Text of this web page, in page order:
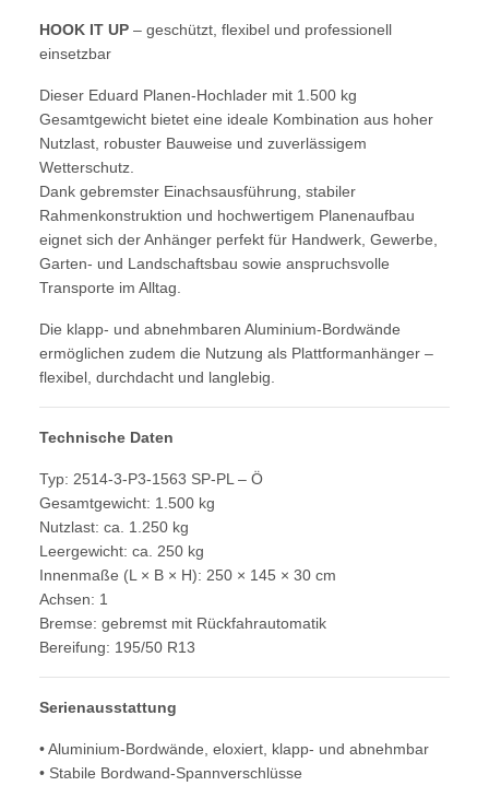
HOOK IT UP – geschützt, flexibel und professionell
einsetzbar
Dieser Eduard Planen-Hochlader mit 1.500 kg
Gesamtgewicht bietet eine ideale Kombination aus hoher
Nutzlast, robuster Bauweise und zuverlässigem
Wetterschutz.
Dank gebremster Einachsausführung, stabiler
Rahmenkonstruktion und hochwertigem Planenaufbau
eignet sich der Anhänger perfekt für Handwerk, Gewerbe,
Garten- und Landschaftsbau sowie anspruchsvolle
Transporte im Alltag.
Die klapp- und abnehmbaren Aluminium-Bordwände
ermöglichen zudem die Nutzung als Plattformanhänger –
flexibel, durchdacht und langlebig.
Technische Daten
Typ: 2514-3-P3-1563 SP-PL – Ö
Gesamtgewicht: 1.500 kg
Nutzlast: ca. 1.250 kg
Leergewicht: ca. 250 kg
Innenmaße (L × B × H): 250 × 145 × 30 cm
Achsen: 1
Bremse: gebremst mit Rückfahrautomatik
Bereifung: 195/50 R13
Serienausstattung
• Aluminium-Bordwände, eloxiert, klapp- und abnehmbar
• Stabile Bordwand-Spannverschlüsse